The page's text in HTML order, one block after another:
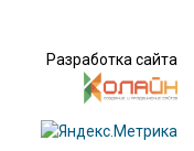
Разработка сайта